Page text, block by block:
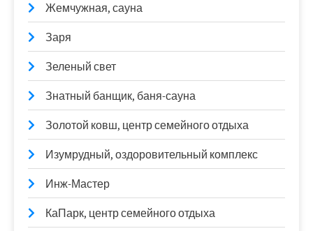
Жемчужная, сауна
Заря
Зеленый свет
Знатный банщик, баня-сауна
Золотой ковш, центр семейного отдыха
Изумрудный, оздоровительный комплекс
Инж-Мастер
КаПарк, центр семейного отдыха